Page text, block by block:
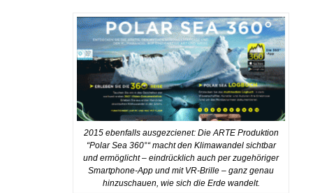
2015 ebenfalls ausgezcienet: Die ARTE Produktion
“Polar Sea 360°“ macht den Klimawandel sichtbar
und ermöglicht – eindrücklich auch per zugehöriger
Smartphone-App und mit VR-Brille – ganz genau
hinzuschauen, wie sich die Erde wandelt.